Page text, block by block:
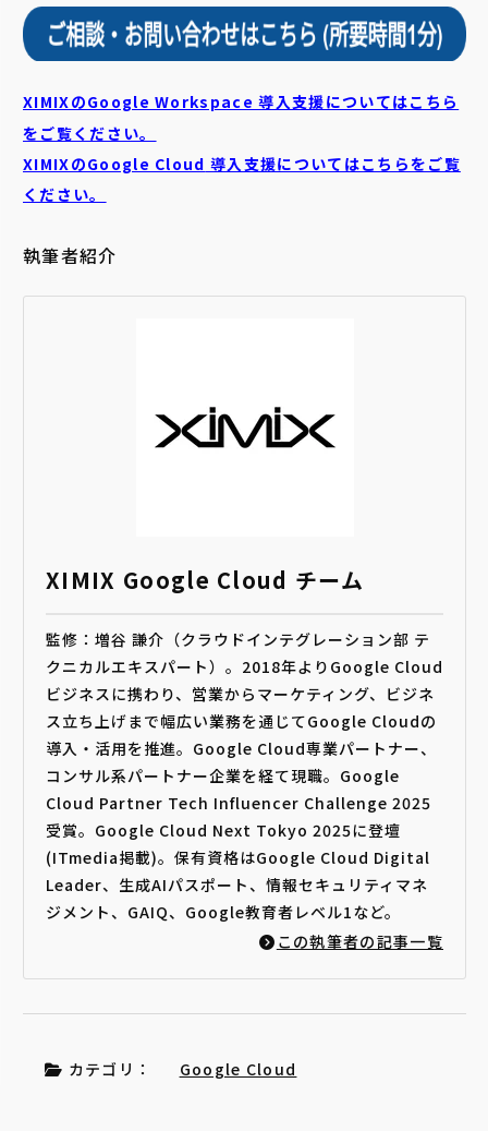
XIMIXのGoogle Workspace 導入支援についてはこちら
をご覧ください。
XIMIXのGoogle Cloud 導入支援についてはこちらをご覧
ください。
執筆者紹介
XIMIX Google Cloud チーム
監修：増谷 謙介（クラウドインテグレーション部 テ
クニカルエキスパート）。2018年よりGoogle Cloud
ビジネスに携わり、営業からマーケティング、ビジネ
ス立ち上げまで幅広い業務を通じてGoogle Cloudの
導入・活用を推進。Google Cloud専業パートナー、
コンサル系パートナー企業を経て現職。Google
Cloud Partner Tech Influencer Challenge 2025
受賞。Google Cloud Next Tokyo 2025に登壇
(ITmedia掲載)。保有資格はGoogle Cloud Digital
Leader、生成AIパスポート、情報セキュリティマネ
ジメント、GAIQ、Google教育者レベル1など。
この執筆者の記事一覧
カテゴリ： Google Cloud